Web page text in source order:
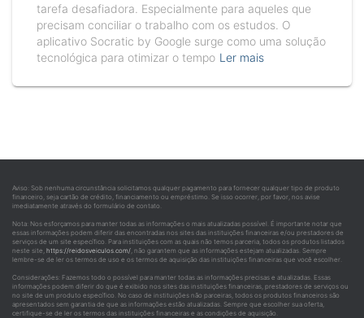
tarefa desafiadora. Especialmente para aqueles que
precisam conciliar o trabalho com os estudos. O
aplicativo Socratic by Google surge como uma solução
tecnológica para otimizar o tempo Ler mais
Aviso: Sob nenhuma circunstância solicitamos qualquer pagamento para fornecer qualquer tipo de produto
financeiro, seja cartão de crédito, financiamento ou empréstimo. Se isso ocorrer, por favor, nos avise
imediatamente através do formulário de contato.
Nota: Nos esforçamos para manter todas as informações o mais atualizadas possível. É importante notar que
essas informações podem diferir das encontradas nos sites das instituições financeiras e/ou prestadores de
serviços de um site específico. Para instituições com as quais não temos parceria, todos os produtos listados
neste site, https://reidosveiculos.com/, não garantem que as informações estejam atualizadas. Sempre
lembre-se de ler os termos de uso e os termos de aquisição das instituições financeiras que você escolher.
Considerações: Fazemos todo o possível para manter todas as informações precisas e atualizadas. Essas
informações podem diferir do que é exibido nos sites das instituições financeiras, prestadores de serviços ou
no site de um produto específico. No caso de instituições não parceiras, todos os produtos financeiros são
apresentados sem garantia de que as informações estão atualizadas. Sempre que escolher sua oferta,
certifique-se de ler os termos das instituições financeiras e as condições de aquisição.